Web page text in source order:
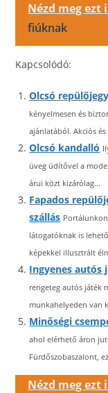
Nézd meg ezt
fiúknak
Kapcsolódó:
Olcsó repülőjegy
kényelmesen és
ajánlatából. Akciós
Olcsó kandalló
üveg üdítővel a
árui közt kizárólag...
Fapados
szállás
látogatóknak is
képekkel illusztrált
Ingyenes autós
rengeteg autós játék
munkahelyeden van
Minőségi
ahol elérhető áron
Fürdőszobaszalont,
Nézd meg ezt